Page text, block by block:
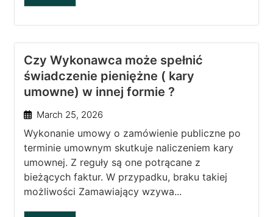
Czy Wykonawca może spełnić
świadczenie pieniężne ( kary
umowne) w innej formie ?
March 25, 2026
Wykonanie umowy o zamówienie publiczne po
terminie umownym skutkuje naliczeniem kary
umownej. Z reguły są one potrącane z
bieżących faktur. W przypadku, braku takiej
możliwości Zamawiający wzywa...